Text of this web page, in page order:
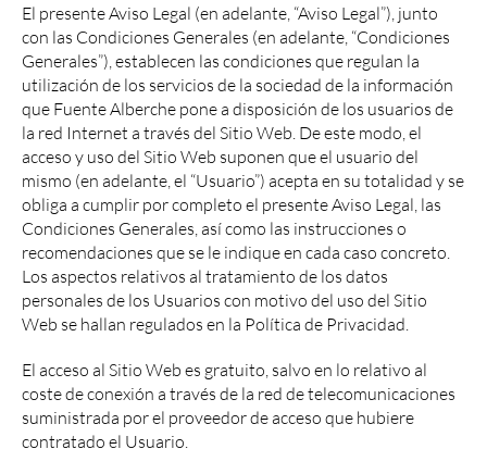
El presente Aviso Legal (en adelante, “Aviso Legal”), junto
con las Condiciones Generales (en adelante, “Condiciones
Generales”), establecen las condiciones que regulan la
utilización de los servicios de la sociedad de la información
que Fuente Alberche pone a disposición de los usuarios de
la red Internet a través del Sitio Web. De este modo, el
acceso y uso del Sitio Web suponen que el usuario del
mismo (en adelante, el “Usuario”) acepta en su totalidad y se
obliga a cumplir por completo el presente Aviso Legal, las
Condiciones Generales, así como las instrucciones o
recomendaciones que se le indique en cada caso concreto.
Los aspectos relativos al tratamiento de los datos
personales de los Usuarios con motivo del uso del Sitio
Web se hallan regulados en la Política de Privacidad.
El acceso al Sitio Web es gratuito, salvo en lo relativo al
coste de conexión a través de la red de telecomunicaciones
suministrada por el proveedor de acceso que hubiere
contratado el Usuario.